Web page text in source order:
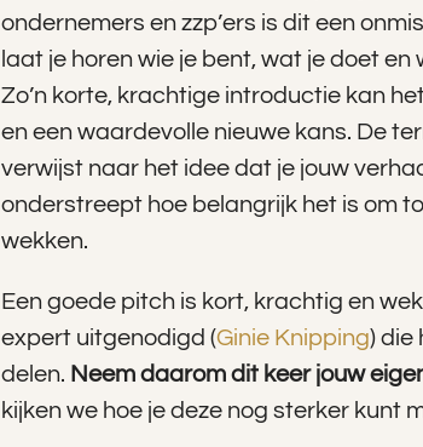
ondernemers en zzp’ers is dit een
laat je horen wie je bent, wat je doet
Zo’n korte, krachtige introductie kan
en een waardevolle nieuwe kans. De
verwijst naar het idee dat je jouw
onderstreept hoe belangrijk het is om
wekken.
Een goede pitch is kort, krachtig en
expert uitgenodigd (Ginie Knipping) die
delen. Neem daarom dit keer jouw
kijken we hoe je deze nog sterker kunt